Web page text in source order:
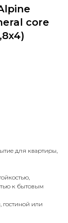
core
для квартиры,
к бытовым
или